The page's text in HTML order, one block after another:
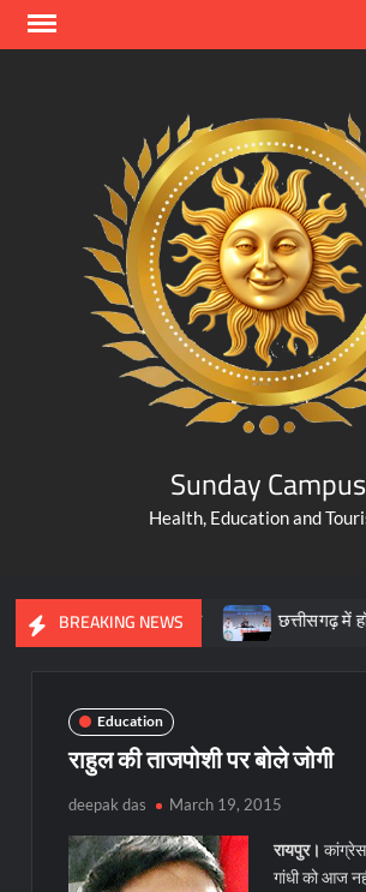
Skip
Sunday Campus
Health, Education and
BREAKING NEWS
: साय छत्तीसगढ़ में हॉकी लीग की
Education
राहुल की ताजपोशी पर बोले जोगी
deepak das March 19, 2015
रायपुर। कांग्रेस
गांधी को आज